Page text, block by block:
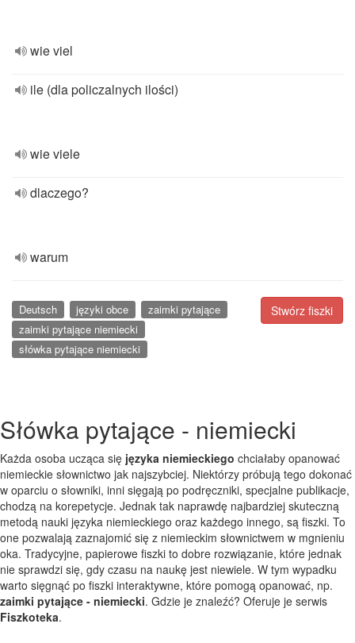
wie viel
ile (dla policzalnych ilości)
wie viele
dlaczego?
warum
Stwórz fiszki
Deutsch języki obce
zaimki pytające
zaimki pytające niemiecki
słówka pytające niemiecki
Słówka pytające - niemiecki
Każda osoba ucząca się języka niemieckiego chciałaby opanować
niemieckie słownictwo jak najszybciej. Niektórzy próbują tego dokonać
w oparciu o słowniki, inni sięgają po podręczniki, specjalne publikacje,
chodzą na korepetycje. Jednak tak naprawdę najbardziej skuteczną
metodą nauki języka niemieckiego oraz każdego innego, są fiszki. To
one pozwalają zaznajomić się z niemieckim słownictwem w mgnieniu
oka. Tradycyjne, papierowe fiszki to dobre rozwiązanie, które jednak
nie sprawdzi się, gdy czasu na naukę jest niewiele. W tym wypadku
warto sięgnąć po fiszki interaktywne, które pomogą opanować, np.
zaimki pytające - niemiecki. Gdzie je znaleźć? Oferuje je serwis
Fiszkoteka.